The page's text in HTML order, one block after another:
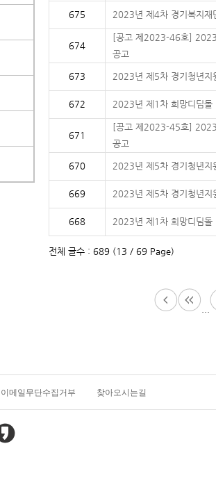
675 2023년 제4차 경기복지재
674
[공고 제2023-46호] 2023
공고
673 2023년 제5차 경기청년지
672 2023년 제1차 희망디딤돌
671
[공고 제2023-45호] 2023
공고
670 2023년 제5차 경기청년지
669 2023년 제5차 경기청년지
668 2023년 제1차 희망디딤돌
전체 글수 : 689 (13 / 69 Page)
이메일무단수집거부 찾아오시는길